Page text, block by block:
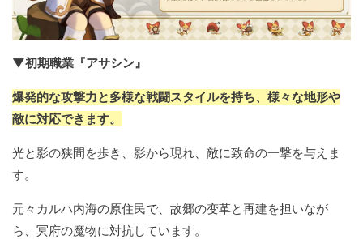
▼初期職業『アサシン』
爆発的な攻撃力と多様な戦闘スタイルを持ち、様々な地形や
敵に対応できます。
光と影の狭間を歩き、影から現れ、敵に致命の一撃を与えま
す。
元々カルハ内海の原住民で、故郷の变革と再建を担いなが
ら、冥府の魔物に対抗しています。